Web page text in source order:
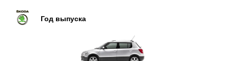
Год выпуска